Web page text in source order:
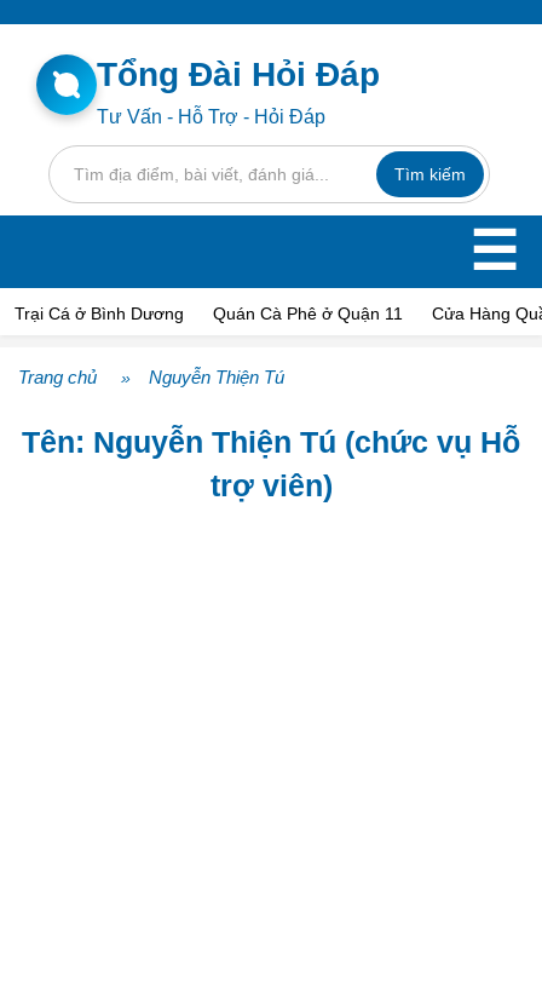
Tổng Đài Hỏi Đáp
Tư Vấn - Hỗ Trợ - Hỏi Đáp
☰
Trại Cá ở Bình Dương Quán Cà Phê ở Quận 11 Cửa Hàng
Trang chủ » Nguyễn Thiện Tú
Tên: Nguyễn Thiện Tú (chức vụ Hỗ
trợ viên)